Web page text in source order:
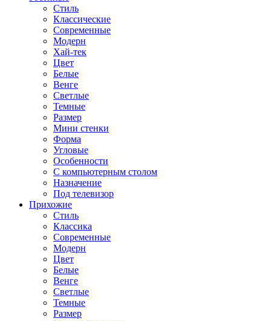
Стиль
Классические
Современные
Модерн
Хай-тек
Цвет
Белые
Венге
Светлые
Темные
Размер
Мини стенки
Форма
Угловые
Особенности
С компьютерным столом
Назначение
Под телевизор
Прихожие
Стиль
Классика
Современные
Модерн
Цвет
Белые
Венге
Светлые
Темные
Размер